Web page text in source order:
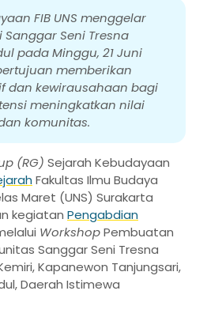
FIB UNS menggelar
Seni Tresna
pada Minggu, 21 Juni
memberikan
dan kewirausahaan bagi
meningkatkan nilai
komunitas.
(RG) Sejarah Kebudayaan
Fakultas Ilmu Budaya
Maret (UNS) Surakarta
kegiatan Pengabdian
WorkshopPembuatan
Sanggar Seni Tresna
Kapanewon Tanjungsari,
Daerah Istimewa